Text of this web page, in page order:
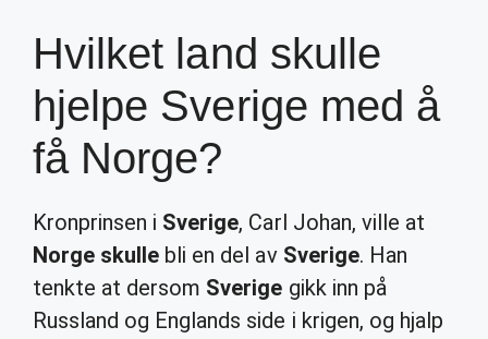
Hvilket land skulle
hjelpe Sverige med å
få Norge?
Kronprinsen i Sverige, Carl Johan, ville at
Norge skulle bli en del av Sverige. Han
tenkte at dersom Sverige gikk inn på
Russland og Englands side i krigen, og hjalp